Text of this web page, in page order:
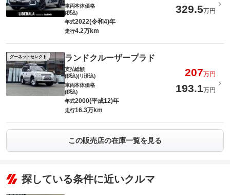
車両本体価格
(税込)
329.5万円
年式2022(令和4)年
走行4.2万km
グーネットセレクト ランドクルーザープラド
支払総額
(税込)(リ済込)
207万円
車両本体価格
(税込)
193.1万円
年式2000(平成12)年
走行16.3万km
この販売店の在庫一覧を見る
探している条件に近いクルマ